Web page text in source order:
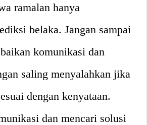
ramalan hanya
belaka. Jangan sampai
komunikasi dan
saling menyalahkan jika
dengan kenyataan.
dan mencari solusi